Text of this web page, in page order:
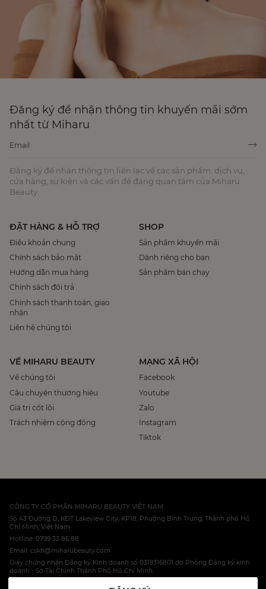
Đăng ký để nhận thông tin khuyến mãi sớm
nhất từ Miharu
Đăng ký để nhận thông tin liên lạc về các sản phẩm, dịch vụ,
cửa hàng, sự kiện và các vấn đề đáng quan tâm của Miharu
Beauty.
ĐẶT HÀNG & HỖ TRỢ
Điều khoản chung
Chính sách bảo mật
Hướng dẫn mua hàng
Chính sách đổi trả
Chính sách thanh toán, giao
nhận
Liên hệ chúng tôi
SHOP
Sản phẩm khuyến mãi
Dành riêng cho bạn
Sản phẩm bán chạy
VỀ MIHARU BEAUTY
Về chúng tôi
Câu chuyện thương hiệu
Giá trị cốt lõi
Trách nhiệm cộng đồng
MẠNG XÃ HỘI
Facebook
Youtube
Zalo
Instagram
Tiktok
CÔNG TY CỔ PHẦN MIHARU BEAUTY VIỆT NAM
Số 43 Đường D, KĐT Lakeview City, KP18, Phường Bình Trưng, Thành phố Hồ
Chí Minh, Việt Nam
Hotline: 0799 33 86 88
Email: cskh@miharubeauty.com
Giấy chứng nhận Đăng ký Kinh doanh số 0319316801 do Phòng Đăng ký kinh
doanh - Sở Tài Chính Thành Phố Hồ Chí Minh